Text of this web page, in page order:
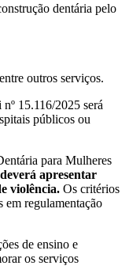
dentária pelo
outros serviços.
15.116/2025 será
públicos ou
para Mulheres
apresentar
violência. Os critérios
em regulamentação
de ensino e
os serviços